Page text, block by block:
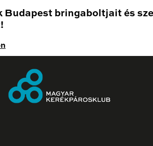
Budapest bringaboltjait és